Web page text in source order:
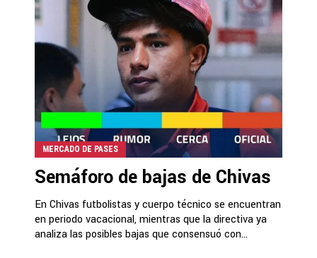
MERCADO DE PASES
Semáforo de bajas de Chivas
En Chivas futbolistas y cuerpo técnico se encuentran
en periodo vacacional, mientras que la directiva ya
analiza las posibles bajas que consensuó con...